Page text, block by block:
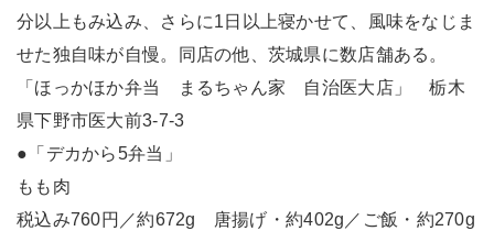
分以上もみ込み、さらに1日以上寝かせて、風味をなじま
せた独自味が自慢。同店の他、茨城県に数店舗ある。
「ほっかほか弁当 まるちゃん家 自治医大店」 栃木
県下野市医大前3-7-3
●「デカから5弁当」
もも肉
税込み760円／約672g 唐揚げ・約402g／ご飯・約270g